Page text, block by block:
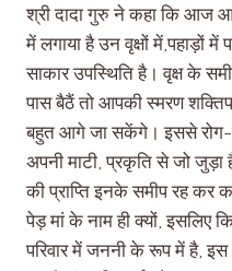
श्री दादा गुरु ने कहा कि आज
में लगाया है उन वृक्षों में,पहाड़ों
साकार उपस्थिति है। वृक्ष के
पास बैठैं तो आपकी स्मरण
बहुत आगे जा सकेंगे। इससे रोग-
अपनी माटी, प्रकृति से जो जुड़ा
की प्राप्ति इनके समीप रह कर
पेड़ मां के नाम ही क्यों, इसलिए
परिवार में जननी के रूप में है,